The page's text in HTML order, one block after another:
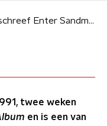
Metallica schreef Enter Sandman binnen twee dagen
twee weken
en is een van